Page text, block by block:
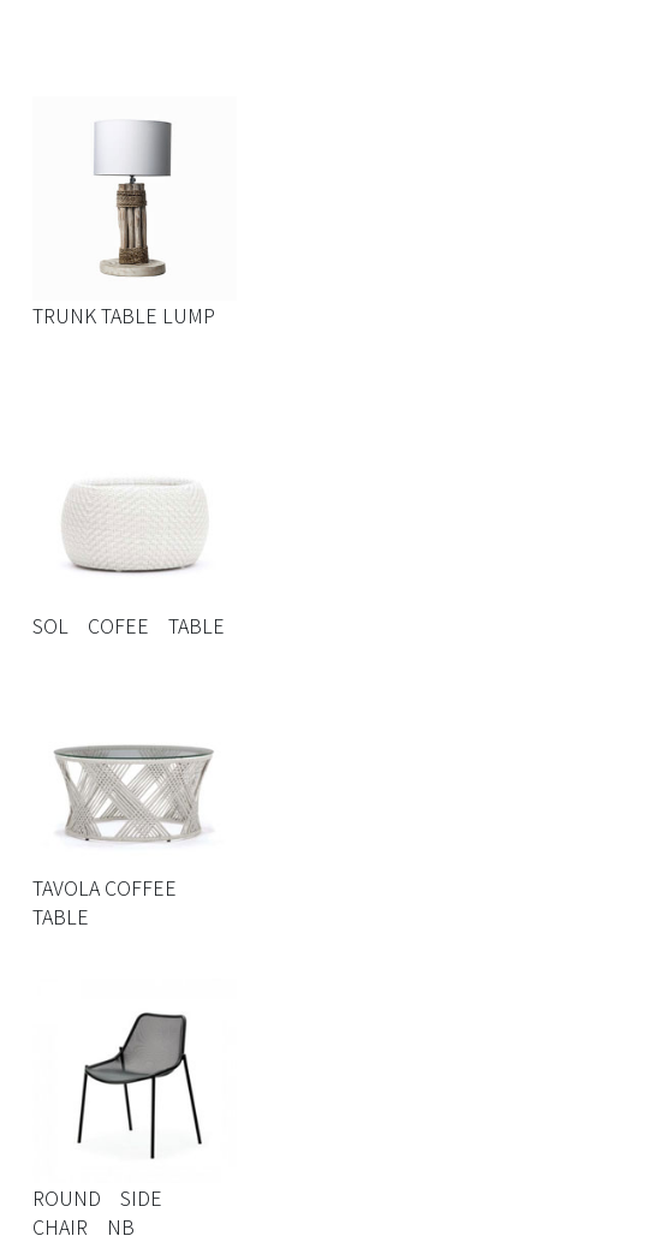
TRUNK TABLE LUMP
SOL COFEE TABLE
TAVOLA COFFEE
TABLE
ROUND SIDE
CHAIR NB